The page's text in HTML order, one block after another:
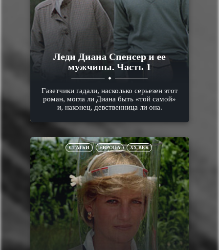
Леди Диана Спенсер и ее
мужчины. Часть 1
Газетчики гадали, насколько серьезен этот
роман, могла ли Диана быть «той самой»
и, наконец, девственница ли она.
СТАТЬИ ЕВРОПА XX ВЕК